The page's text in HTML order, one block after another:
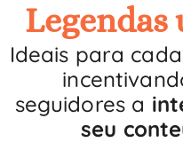
Legendas
Ideais para
seguidores a
seu